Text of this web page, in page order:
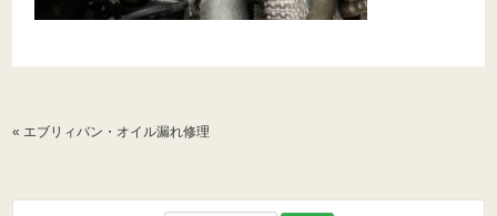
« エブリィバン・オイル漏れ修理